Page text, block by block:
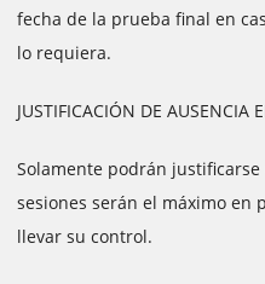
fecha de la prueba final en
lo requiera.
JUSTIFICACIÓN DE AUSENCIA
Solamente podrán justificarse
sesiones serán el máximo en
llevar su control.